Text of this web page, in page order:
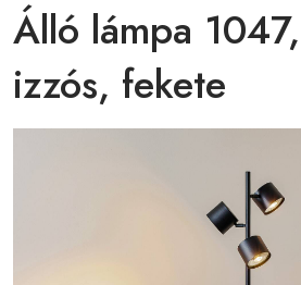
Álló lámpa
izzós, fekete